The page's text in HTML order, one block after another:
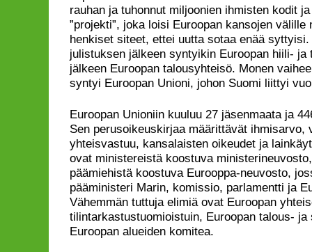
rauhan ja tuhonnut miljoonien ihmisten kodit
”projekti”, joka loisi Euroopan kansojen
henkiset siteet, ettei uutta sotaa enää syttyisi.
julistuksen jälkeen syntyikin Euroopan hiili- ja
jälkeen Euroopan talousyhteisö. Monen
syntyi Euroopan Unioni, johon Suomi liittyi
Euroopan Unioniin kuuluu 27 jäsenmaata ja
Sen perusoikeuskirjaa määrittävät ihmisarvo,
yhteisvastuu, kansalaisten oikeudet ja
ovat ministereistä koostuva
päämiehistä koostuva Eurooppa-neuvosto,
pääministeri Marin, komissio, parlamentti ja
Vähemmän tuttuja elimiä ovat Euroopan
tilintarkastustuomioistuin, Euroopan talous-
Euroopan alueiden komitea.